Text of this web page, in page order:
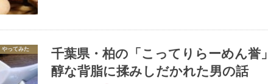
やってみた
千葉県・柏の「こってりらーめん誉
醇な背脂に揉みしだかれた男の話